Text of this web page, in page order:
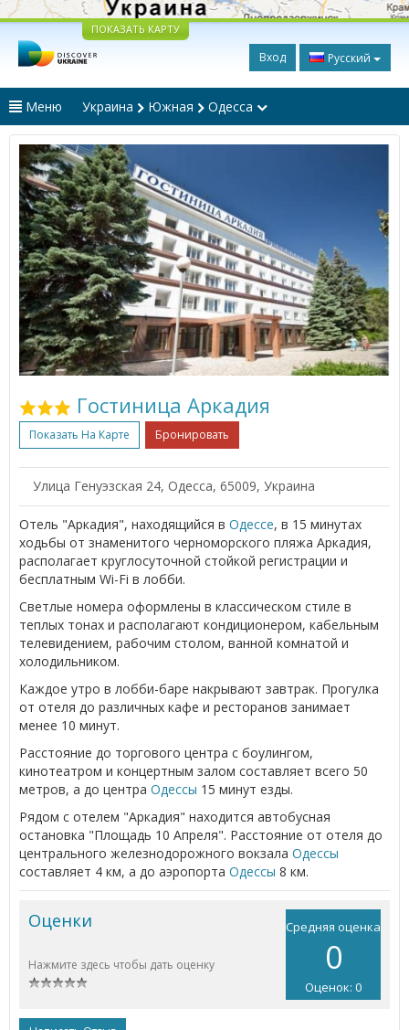
ПОКАЗАТЬ КАРТУ
Вход Русский
Меню Украина Южная Одесса
Гостиница Аркадия
Показать На Карте Бронировать
Улица Генуэзская 24, Одесса, 65009, Украина
Отель "Аркадия", находящийся в Одессе, в 15 минутах
ходьбы от знаменитого черноморского пляжа Аркадия,
располагает круглосуточной стойкой регистрации и
бесплатным Wi-Fi в лобби.
Светлые номера оформлены в классическом стиле в
теплых тонах и располагают кондиционером, кабельным
телевидением, рабочим столом, ванной комнатой и
холодильником.
Каждое утро в лобби-баре накрывают завтрак. Прогулка
от отеля до различных кафе и ресторанов занимает
менее 10 минут.
Расстояние до торгового центра с боулингом,
кинотеатром и концертным залом составляет всего 50
метров, а до центра Одессы 15 минут езды.
Рядом с отелем "Аркадия" находится автобусная
остановка "Площадь 10 Апреля". Расстояние от отеля до
центрального железнодорожного вокзала Одессы
составляет 4 км, а до аэропорта Одессы 8 км.
Средняя оценка
0
Оценок: 0
Оценки
Нажмите здесь чтобы дать оценку